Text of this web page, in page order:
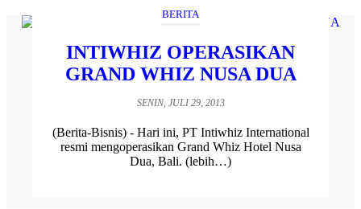
BERITA
INTIWHIZ OPERASIKAN
GRAND WHIZ NUSA DUA
SENIN, JULI 29, 2013
(Berita-Bisnis) - Hari ini, PT Intiwhiz International
resmi mengoperasikan Grand Whiz Hotel Nusa
Dua, Bali. (lebih…)